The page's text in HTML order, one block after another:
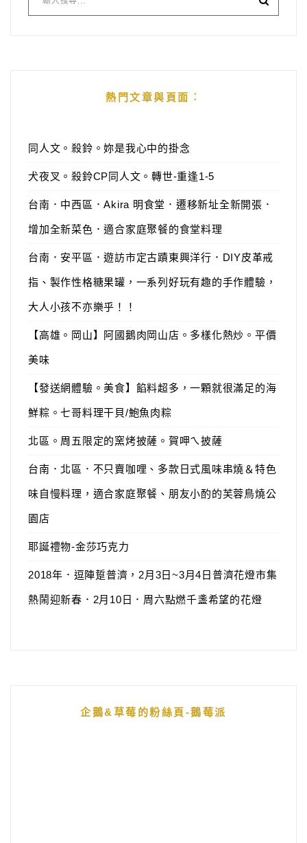
熱門文章與頁面︰
同人文。殺鈴。妳是我心中的掛念
犬夜叉。殺鈴CP同人文。轉世-重逢1-5
台南．中西區．Akira 明食堂．遷移新址全新開張．
增加全新菜色．適合家庭聚餐的食堂料理
台南．安平區．遊訪市定古蹟東興洋行．DIY皮革戒
指、製作性格糖果罐，一系列好玩有趣的手作體驗，
大人小孩不亦樂乎！！
【高雄。岡山】阿國鵝肉岡山店。多樣化熱炒。平價
美味
【發送網體驗。美食】餡料超多，一顆就很滿足的海
鮮粽。七哥料理干貝/鮑魚肉粽
北區。周五限定的窯烤披薩。賀呷ㄟ披薩
台南．北區．不只賣咖哩、多款日式風味串燒＆特色
味自慢料理，適合家庭聚餐、朋友小酌的芙蓉鳥燒公
園店
耶誕禮物-金莎巧克力
2018年．逗陣踅普濟，2月3日~3月4日普濟花燈市集
熱鬧迎新春．2月10日．周六點燃千盞希望的花燈
企鵝&草莓的粉絲頁-鵝莓派